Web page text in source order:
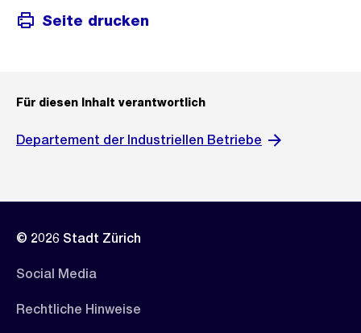
Seite drucken
Für diesen Inhalt verantwortlich
Departement der Industriellen Betriebe
© 2026 Stadt Zürich
Social Media
Rechtliche Hinweise